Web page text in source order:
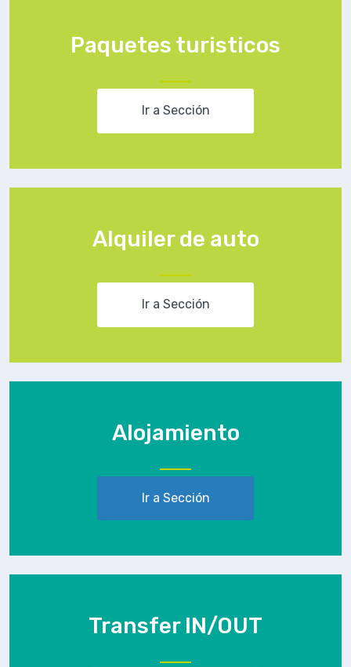
Paquetes turisticos
Ir a Sección
Alquiler de auto
Ir a Sección
Alojamiento
Ir a Sección
Transfer IN/OUT